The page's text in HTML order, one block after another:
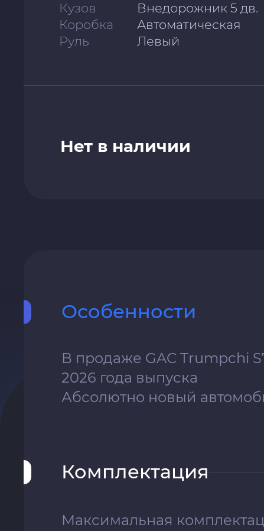
Кузов
Внедорожник 5 дв.
Коробка
Автоматическая
Руль
Левый
Нет в наличии
Особенности
В продаже GAC Trumpchi
2026 года выпуска
Абсолютно новый
Комплектация
Максимальная